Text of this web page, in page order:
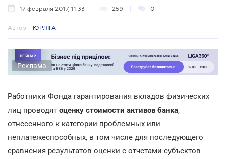
17 февраля 2017, 11:33 259 0
Автор: ЮРЛІГА
Реклама
Работники Фонда гарантирования вкладов физических
лиц проводят оценку стоимости активов банка,
отнесенного к категории проблемных или
неплатежеспособных, в том числе для последующего
сравнения результатов оценки с отчетами субъектов